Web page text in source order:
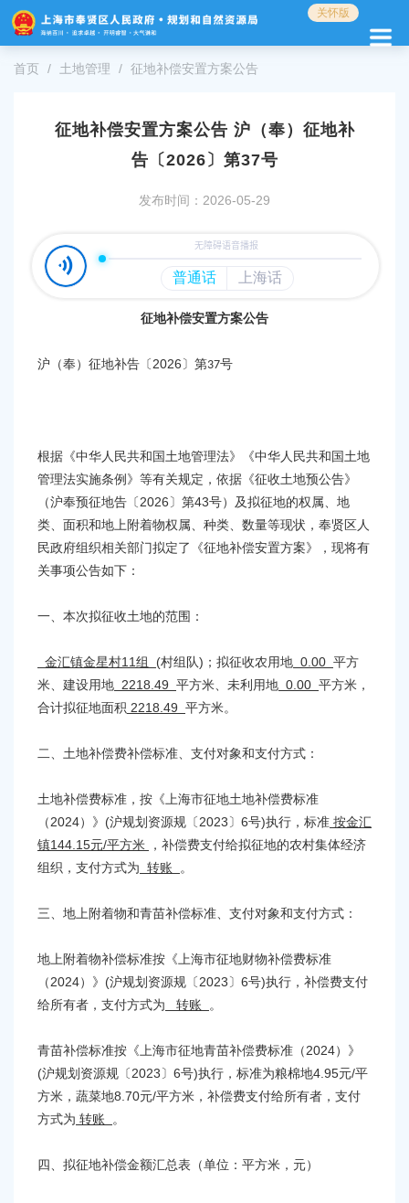
障
碍
关怀版
首页 土地管理 征地补偿安置方案公告
征地补偿安置方案公告 沪（奉）征地补
告〔2026〕第37号
发布时间：2026-05-29
征地补偿安置方案公告
沪（奉）征地补告〔 2026 〕第37号
根据《中华人民共和国土地管理法》《中华人民共和国土地
管理法实施条例》等有关规定，依据《征收土地预公告》
（沪奉预征地告〔 2026〕第43号）及拟征地的权属、地
类、面积和地上附着物权属、种类、数量等现状， 奉贤区 人
民政府组织相关部门拟定了《征地补偿安置方案》，现将有
关事项公告如下：
一、本次拟征收土地的范围：
金汇镇金星村11组 (村组队)；拟征收农用地 0.00 平方
米、建设用地 2218.49 平方米、未利用地 0.00 平方米，
合计拟征地面积 2218.49 平方米。
二、土地补偿费补偿标准、支付对象和支付方式：
土地补偿费标准，按 《上海市征地土地补偿费标准
（2024）》(沪规划资源规〔2023〕6号)执行，标准 按金汇
镇144.15元/平方米
，补偿费支付给拟征地的农村集体经济
组织，支付方式为 转账 。
三、地上附着物和青苗补偿标准、支付对象和支付方式：
地上附着物补偿标准按 《上海市征地财物补偿费标准
（2024）》(沪规划资源规〔2023〕6号)执行，补偿费支付
给所有者，支付方式为
转账 。
青苗补偿标准按 《上海市征地青苗补偿费标准（2024）》
(沪规划资源规〔2023〕6号)执行，标准为粮棉地4.95元/平
方米，蔬菜地8.70元/平方米，补偿费支付给所有者，支付
方式为 转账 。
四、 拟征地补偿金额汇总表（单位：平方米，元）